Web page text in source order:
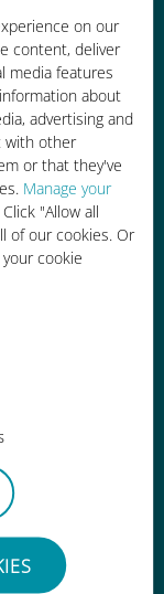
on our
content, deliver
media features
about
advertising and
with other
or that they've
Manage your
"Allow all
of our cookies. Or
cookie
niet